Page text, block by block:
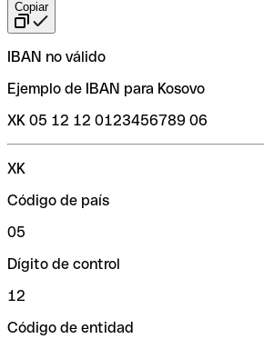
Copiar
IBAN no válido
Ejemplo de IBAN para Kosovo
XK 05 12 12 0123456789 06
XK
Código de país
05
Dígito de control
12
Código de entidad